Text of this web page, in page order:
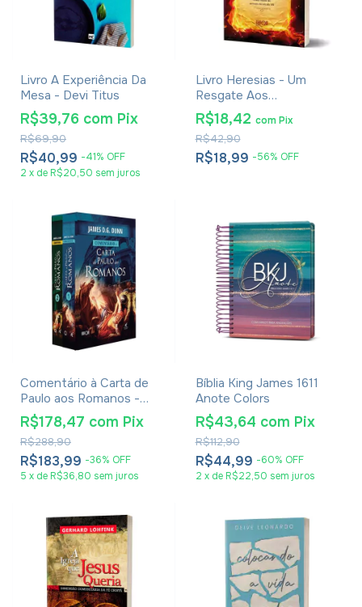
Livro A Experiência Da
Mesa - Devi Titus
R$40,99 -41% OFF
R$69,90
R$39,76 com Pix
2 x de R$20,50 sem juros
Livro Heresias - Um
Resgate Aos
Fundamentos da Fé
Cristã - G. K. Chesterton
R$18,99 -56% OFF
R$42,90
R$18,42 com Pix
Comentário à Carta de
Paulo aos Romanos -
James Dunn
R$183,99 -36% OFF
R$288,90
R$178,47 com Pix
5 x de R$36,80 sem juros
Bíblia King James 1611
Anote Colors
R$44,99 -60% OFF
R$112,90
R$43,64 com Pix
2 x de R$22,50 sem juros